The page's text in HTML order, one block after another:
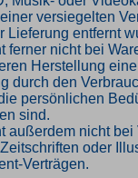
versiegelten
Lieferung entfernt
ferner nicht bei
Herstellung
durch den
persönlichen
sind.
außerdem nicht bei
oder
Verträgen.